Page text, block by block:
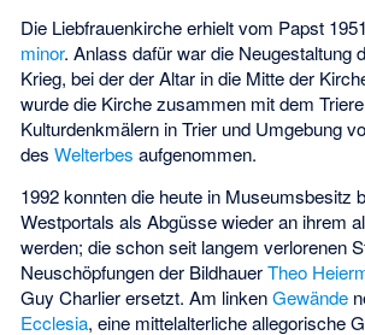
Die Liebfrauenkirche erhielt vom Papst
minor. Anlass dafür war die Neugestaltung
Krieg, bei der der Altar in die Mitte der
wurde die Kirche zusammen mit dem
Kulturdenkmälern in Trier und Umgebung
des Welterbes aufgenommen.
1992 konnten die heute in Museumsbesitz
Westportals als Abgüsse wieder an ihrem
werden; die schon seit langem verlorenen
Neuschöpfungen der BildhauerTheo
Guy Charlierersetzt. Am linkenGewände
Ecclesia, eine mittelalterliche allegorische